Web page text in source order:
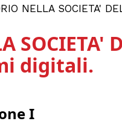
NELLA SOCIETA'
digitali.
I